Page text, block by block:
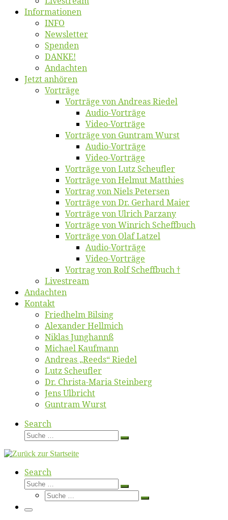
Informatio­nen
INFO
News­let­ter
Spen­den
DANKE!
An­dach­ten
Jetzt an­hö­ren
Vor­trä­ge
Vor­trä­ge von An­dre­as Riedel
Au­dio-Vor­trä­ge
Vi­deo-Vor­trä­ge
Vor­trä­ge von Gun­tram Wurst
Au­dio-Vor­trä­ge
Vi­deo-Vor­trä­ge
Vor­trä­ge von Lutz Scheufler
Vor­trä­ge von Hel­mut Matthies
Vor­trag von Niels Petersen
Vor­trä­ge von Dr. Ger­hard Maier
Vor­trä­ge von Ul­rich Parzany
Vor­trä­ge von Win­rich Scheffbuch
Vor­trä­ge von Olaf Latzel
Au­dio-Vor­trä­ge
Vi­deo-Vor­trä­ge
Vor­trag von Rolf Scheffbuch †
Live­stream
An­dach­ten
Kon­takt
Fried­helm Bilsing
Alex­an­der Hellmich
Ni­klas Junghannß
Mi­cha­el Kaufmann
An­dre­as „Reeds“ Riedel
Lutz Scheuf­ler
Dr. Chris­­ta-Ma­ria Steinberg
Jens Ulb­richt
Gun­tram Wurst
Search
Suche
Suche
Search
Suche
Suche
Suche
Suche
Menü